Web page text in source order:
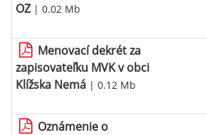
OZ| 0.02 Mb
Menovací dekrét za
zapisovateľku MVK v obci
Klížska Nemá | 0.12 Mb
Oznámenie o